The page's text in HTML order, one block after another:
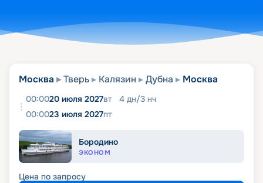
Москва Тверь Калязин Дубна Москва
00:0020 июля 2027вт 4 дн/3 нч
00:0023 июля 2027пт
Бородино
ЭКОНОМ
Цена по запросу